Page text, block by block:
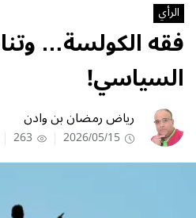
الرأي
فقه الكولسة…
السياسي!
رياض رمضان بن وادن
2026/05/15
263